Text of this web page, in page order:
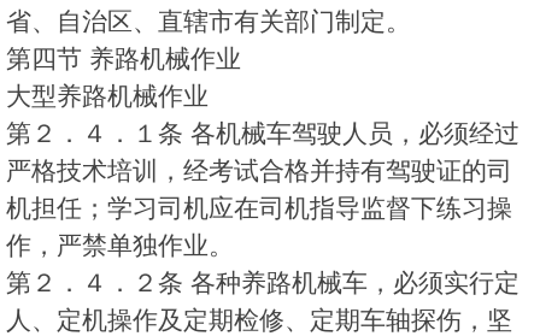
省、自治区、直辖市有关部门制定。
第四节 养路机械作业
大型养路机械作业
第２．４．１条 各机械车驾驶人员，必须经过
严格技术培训，经考试合格并持有驾驶证的司
机担任；学习司机应在司机指导监督下练习操
作，严禁单独作业。
第２．４．２条 各种养路机械车，必须实行定
人、定机操作及定期检修、定期车轴探伤，坚